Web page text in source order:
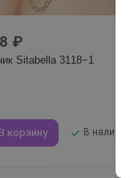
₽
Sitabella 3118−1
В корзину В наличии